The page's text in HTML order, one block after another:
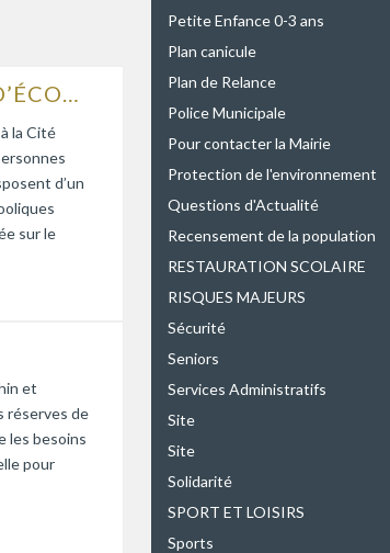
ALCOOLIQUES ANONYMES : UN LIEU D’ÉCOUTE ET D’ENTRAIDE
la Cité
d’un
sur le
et
réserves de
les besoins
pour
Petite Enfance 0-3 ans
Plan canicule
Plan de Relance
Police Municipale
Pour contacter la Mairie
Protection de l'environnement
Questions d'Actualité
Recensement de la population
RESTAURATION SCOLAIRE
RISQUES MAJEURS
Sécurité
Seniors
Services Administratifs
Site
Site
Solidarité
SPORT ET LOISIRS
Sports